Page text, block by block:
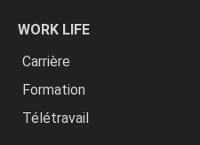
WORK LIFE
Carrière
Formation
Télétravail